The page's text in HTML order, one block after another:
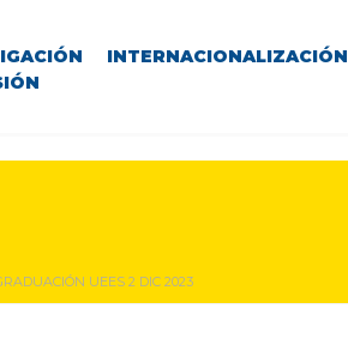
INTERNACIONALIZACIÓN
UEES 2 DIC 2023